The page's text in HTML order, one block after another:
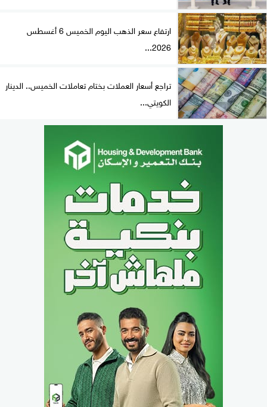
ارتفاع سعر الذهب اليوم الخميس 6 أغسطس
2026...
تراجع أسعار العملات بختام تعاملات الخميس.. الدينار
الكويتي...